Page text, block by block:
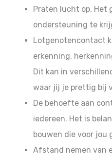
Praten lucht op. Het
ondersteuning te
Lotgenotencontact
erkenning,
Dit kan in
waar jij je prettig bij
De behoefte aan
iedereen. Het is
bouwen die voor jou
Afstand nemen van